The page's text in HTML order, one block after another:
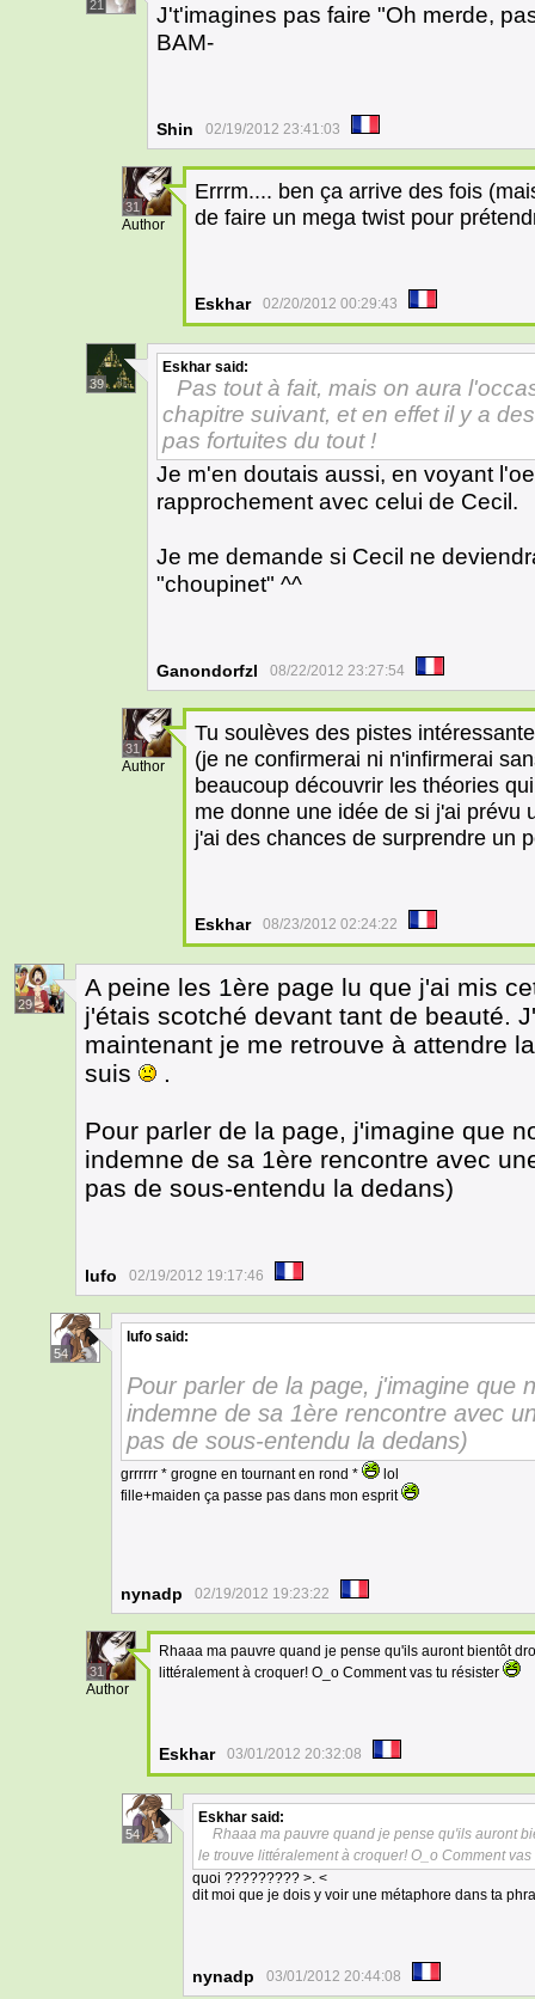
21
J't'imagines pas faire "Oh merde,
BAM-
Shin 02/19/2012 23:41:03
31
Author
Errrm.... ben ça arrive des fois
de faire un mega twist pour
Eskhar 02/20/2012 00:29:43
39
Eskhar said:
Pas tout à fait, mais on aura
chapitre suivant, et en effet il y a
pas fortuites du tout !
Je m'en doutais aussi, en voyant
rapprochement avec celui de Cecil.
Je me demande si Cecil ne
"choupinet" ^^
Ganondorfzl 08/22/2012 23:27:54
31
Author
Tu soulèves des pistes
(je ne confirmerai ni n'infirmerai
beaucoup découvrir les théories
me donne une idée de si j'ai prévu
j'ai des chances de surprendre un
Eskhar 08/23/2012 02:24:22
29
A peine les 1ère page lu que j'ai mis
j'étais scotché devant tant de beauté.
maintenant je me retrouve à attendre
suis
.
Pour parler de la page, j'imagine que
indemne de sa 1ère rencontre avec
pas de sous-entendu la dedans)
lufo 02/19/2012 19:17:46
54
lufo said:
Pour parler de la page, j'imagine que
indemne de sa 1ère rencontre avec
pas de sous-entendu la dedans)
grrrrrr * grogne en tournant en rond *
lol
fille+maiden ça passe pas dans mon esprit
nynadp 02/19/2012 19:23:22
31
Author
Rhaaa ma pauvre quand je pense qu'ils auront bientôt
littéralement à croquer! O_o Comment vas tu résister
Eskhar 03/01/2012 20:32:08
54
Eskhar said:
Rhaaa ma pauvre quand je pense qu'ils auront
le trouve littéralement à croquer! O_o Comment vas
quoi ????????? >. <
dit moi que je dois y voir une métaphore dans ta
nynadp 03/01/2012 20:44:08